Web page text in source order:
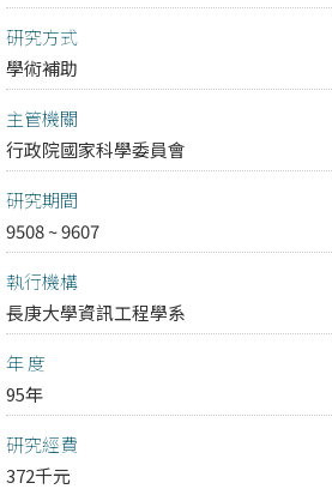
研究方式
學術補助
主管機關
行政院國家科學委員會
研究期間
9508 ~ 9607
執行機構
長庚大學資訊工程學系
年 度
95年
研究經費
372千元